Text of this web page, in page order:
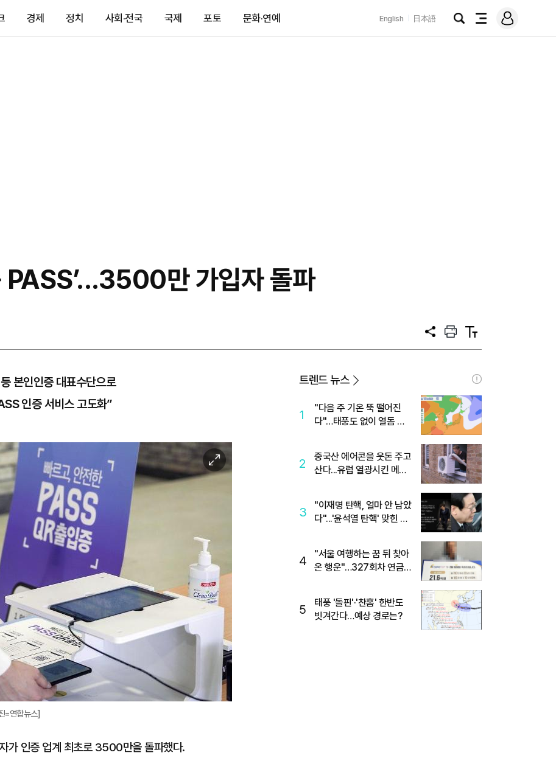
경제 정치 사회·전국 국제 포토 문화·연예 English 日本語
검
전
메
그
PASS’...3500만 가입자 돌파
공
프
트
텍
트
등 본인인증 대표수단으로
인증 서비스 고도화”
이
미
=연합뉴스]
가 인증 업계 최초로 3500만을 돌파했다.
트렌드 뉴스
1
"다음 주 기온 뚝 떨어진
다"…태풍도 없이 열돔 박
2
중국산 에어콘을 웃돈 주고
산다...유럽 열광시킨 메이
3
"이재명 탄핵, 얼마 안 남았
다"...'윤석열 탄핵' 맞힌 무
4
"서울 여행하는 꿈 뒤 찾아
온 행운"…327회차 연금
5
태풍 '돌핀'·'찬홈' 한반도
빗겨간다…예상 경로는?